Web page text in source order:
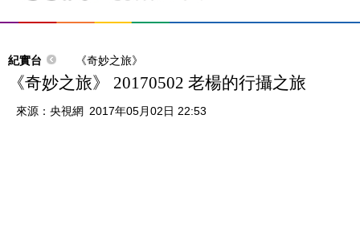
紀實台 《奇妙之旅》
《奇妙之旅》 20170502 老楊的行攝之旅
來源： 央視網 2017年05月02日 22:53